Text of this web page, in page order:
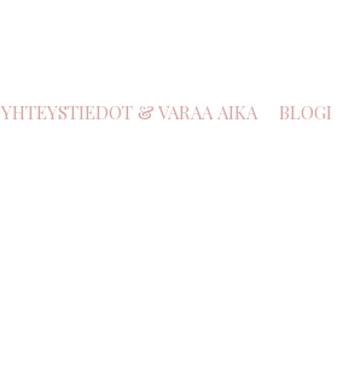
YHTEYSTIEDOT & VARAA AIKA BLOGI